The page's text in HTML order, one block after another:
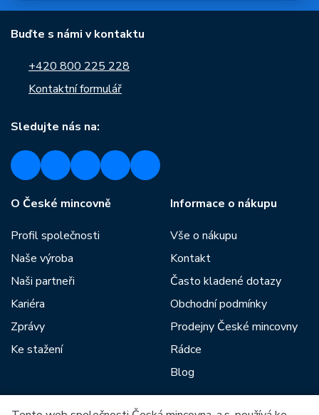
Buďte s námi v kontaktu
+420 800 225 228
Kontaktní formulář
Sledujte nás na:
O České mincovně
Profil společnosti
Naše výroba
Naši partneři
Kariéra
Zprávy
Ke stažení
Informace o nákupu
Vše o nákupu
Kontakt
Často kladené dotazy
Obchodní podmínky
Prodejny České mincovny
Rádce
Blog